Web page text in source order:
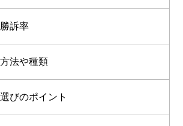
訴率
法や種類
びのポイント